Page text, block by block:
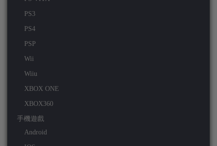
PS3
PS4
PSP
Wii
Wiiu
XBOX ONE
XBOX360
手機遊戲
Android